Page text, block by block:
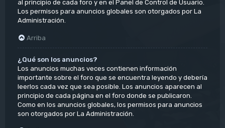
al principio de cada foro y en el Panel de Control de Usuario.
Los permisos para anuncios globales son otorgados por La
Administración.
Arriba
¿Qué son los anuncios?
Los anuncios muchas veces contienen información
importante sobre el foro que se encuentra leyendo y debería
leerlos cada vez que sea posible. Los anuncios aparecen al
principio de cada página en el foro donde se publicaron.
Como en los anuncios globales, los permisos para anuncios
son otorgados por La Administración.